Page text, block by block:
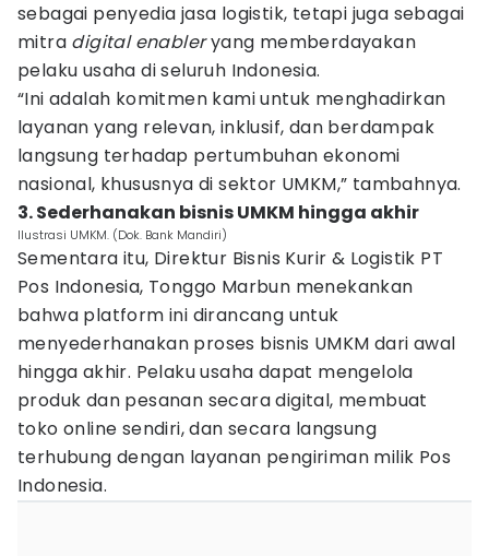
sebagai penyedia jasa logistik, tetapi juga sebagai
mitra digital enableryang memberdayakan
pelaku usaha di seluruh Indonesia.
“Ini adalah komitmen kami untuk menghadirkan
layanan yang relevan, inklusif, dan berdampak
langsung terhadap pertumbuhan ekonomi
nasional, khususnya di sektor UMKM,” tambahnya.
3. Sederhanakan bisnis UMKM hingga akhir
Ilustrasi UMKM. (Dok. Bank Mandiri)
Sementara itu, Direktur Bisnis Kurir & Logistik PT
Pos Indonesia, Tonggo Marbun menekankan
bahwa platform ini dirancang untuk
menyederhanakan proses bisnis UMKM dari awal
hingga akhir. Pelaku usaha dapat mengelola
produk dan pesanan secara digital, membuat
toko online sendiri, dan secara langsung
terhubung dengan layanan pengiriman milik Pos
Indonesia.